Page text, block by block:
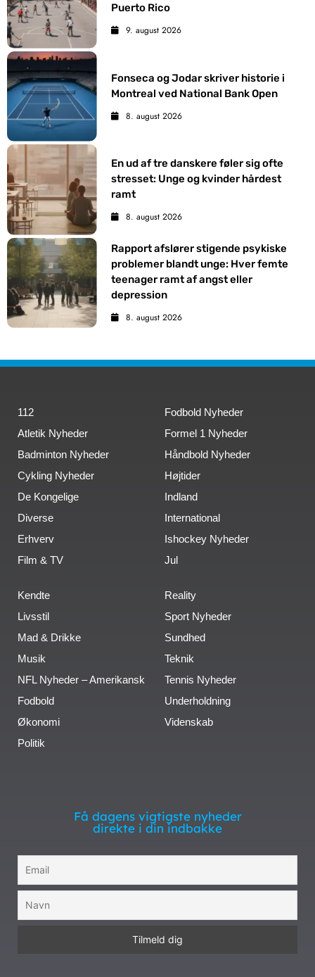
Puerto Rico
9. august 2026
Fonseca og Jodar skriver historie i
Montreal ved National Bank Open
8. august 2026
En ud af tre danskere føler sig ofte
stresset: Unge og kvinder hårdest
ramt
8. august 2026
Rapport afslører stigende psykiske
problemer blandt unge: Hver femte
teenager ramt af angst eller
depression
8. august 2026
112
Atletik Nyheder
Badminton Nyheder
Cykling Nyheder
De Kongelige
Diverse
Erhverv
Film & TV
Fodbold Nyheder
Formel 1 Nyheder
Håndbold Nyheder
Højtider
Indland
International
Ishockey Nyheder
Jul
Kendte
Livsstil
Mad & Drikke
Musik
NFL Nyheder – Amerikansk
Fodbold
Økonomi
Politik
Reality
Sport Nyheder
Sundhed
Teknik
Tennis Nyheder
Underholdning
Videnskab
Få dagens vigtigste nyheder
direkte i din indbakke